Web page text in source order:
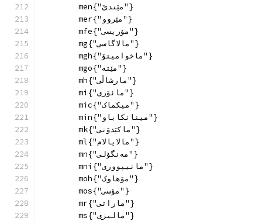
        men{"مێندێ"}
        mer{"مێروو"}
        mfe{"مۆریسی"}
        mg{"مالاگاسی"}
        mgh{"ماخوامیتۆ"}
        mgo{"مێتە"}
        mh{"مارشاڵی"}
        mi{"مائۆری"}
        mic{"میکماک"}
        min{"مینانکاباو"}
        mk{"ماكێدۆنی"}
        ml{"مالایالام"}
        mn{"مەنگۆلی"}
        mni{"مانیپووری"}
        moh{"مۆهاوک"}
        mos{"مۆسی"}
        mr{"ماراتی"}
        ms{"مالیزی"}